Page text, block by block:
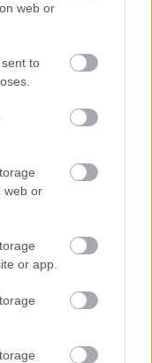
web or
to
web or
or app.
készülnek a